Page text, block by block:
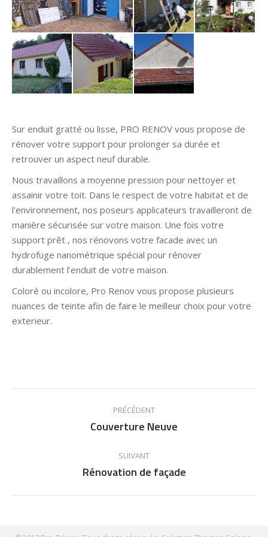
Sur enduit gratté ou lisse, PRO RENOV vous propose de
rénover votre support pour prolonger sa durée et
retrouver un aspect neuf durable.
Nous travaillons a moyenne pression pour nettoyer et
assainir votre toit. Dans le respect de votre habitat et de
l’environnement, nos poseurs applicateurs travailleront de
manière sécurisée sur votre maison. Une fois votre
support prêt , nos rénovons votre facade avec un
hydrofuge nanométrique spécial pour rénover
durablement l’enduit de votre maison.
Coloré ou incolore, Pro Renov vous propose plusieurs
nuances de teinte afin de faire le meilleur choix pour votre
exterieur.
commentaire
PRÉCÉDENT
Onglet
Couverture Neuve
SUIVANT
Projets
Rénovation de façade